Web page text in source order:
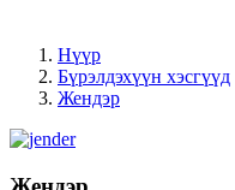
Нүүр
Бүрэлдэхүүн хэсгүүд
Жендэр